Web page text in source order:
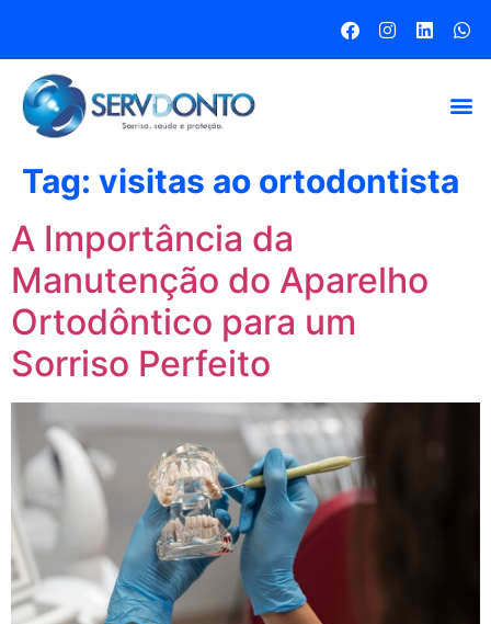
Tag: visitas ao ortodontista
A Importância da
Manutenção do Aparelho
Ortodôntico para um
Sorriso Perfeito